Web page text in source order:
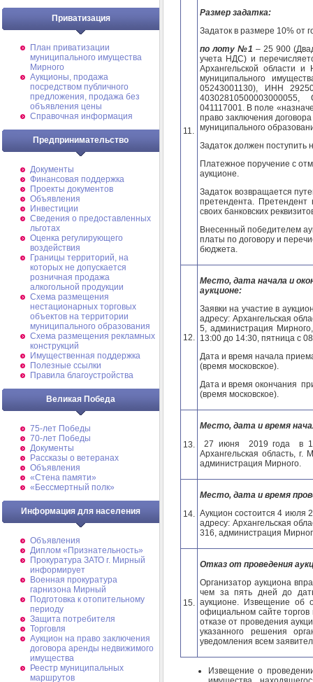
Приватизация
План приватизации
муниципального имущества
Мирного
Аукционы, продажа
посредством публичного
предложения, продажа без
объявления цены
Справочная информация
Предпринимательство
Документы
Финансовая поддержка
Проекты документов
Объявления
Инвестиции
Сведения о предоставленных
льготах
Оценка регулирующего
воздействия
Границы территорий, на
которых не допускается
розничная продажа
алкогольной продукции
Схема размещения
нестационарных торговых
объектов на территории
муниципального образования
Схема размещения рекламных
конструкций
Имущественная поддержка
Полезные ссылки
Правила благоустройства
Великая Победа
75-лет Победы
70-лет Победы
Документы
Рассказы о ветеранах
Объявления
«Стена памяти»
«Бессмертный полк»
Информация для населения
Объявления
Диплом «Признательность»
Прокуратура ЗАТО г. Мирный
информирует
Военная прокуратура
гарнизона Мирный
Подготовка к отопительному
периоду
Защита потребителя
Торговля
Аукцион на право заключения
договора аренды недвижимого
имущества
Реестр муниципальных
маршрутов
11.
Размер задатка:
Задаток в размере 10% от
по лоту №1 – 25 900
учета НДС) и
Архангельской области
муниципального
05243001130), ИНН
041117001. В поле
право заключения
муниципального
Задаток должен поступить
Платежное поручение с
аукционе.
Задаток возвращается
претендента. Претендент
своих банковских
Внесенный победителем
платы по договору и
бюджета.
12.
Место, дата начала и
аукционе:
Заявки на участие в
адресу: Архангельская
5, администрация
13:00 до 14:30, пятница с
Дата и время начала
(время московское).
Дата и время окончания
(время московское).
13.
Место, дата и время
27 июня 2019 года в 14
Архангельская область,
администрация Мирного.
14.
Место, дата и время
Аукцион состоится 4 июля
адресу: Архангельская
316, администрация
15.
Отказ от проведения
Организатор аукциона
чем за пять дней до
аукционе. Извещение об
официальном сайте
отказе от проведения
указанного решения
уведомления всем
Извещение о